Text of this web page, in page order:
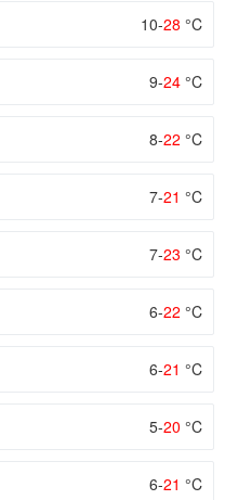
10-28 °C
9-24 °C
8-22 °C
7-21 °C
7-23 °C
6-22 °C
6-21 °C
5-20 °C
6-21 °C